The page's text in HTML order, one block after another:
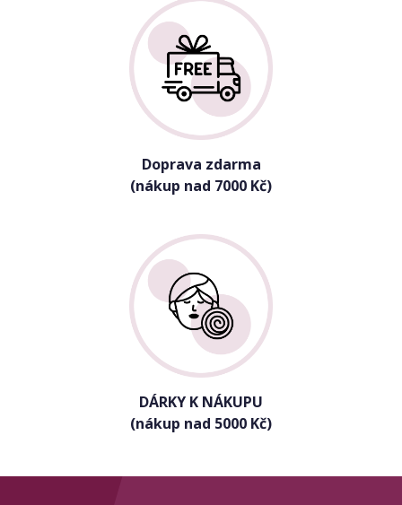
Doprava zdarma
(nákup nad 7000 Kč)
DÁRKY K NÁKUPU
(nákup nad 5000 Kč)